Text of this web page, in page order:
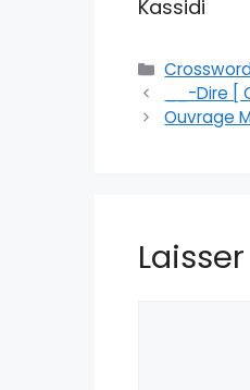
Kassidi
__-Dire [
Ouvrage